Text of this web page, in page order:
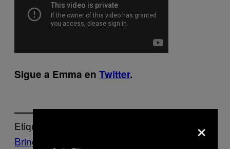
Sigue a Emma en Twitter.
Etiquetado:
Bring Me The
×